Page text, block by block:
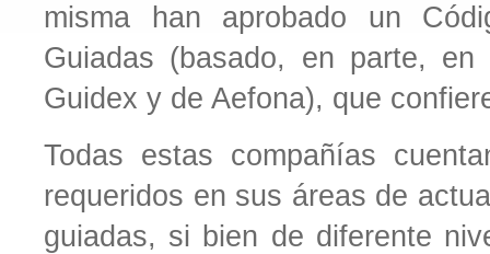
misma han aprobado un
Guiadas (basado, en parte,
Guidex y de Aefona), que
Todas estas compañías
requeridos en sus áreas de
guiadas, si bien de diferente